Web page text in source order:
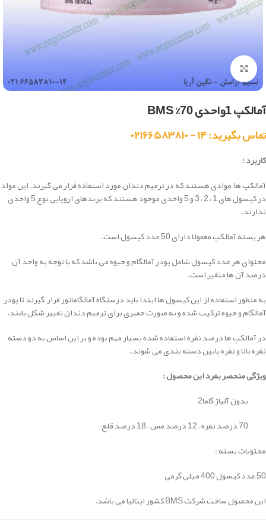
بزرگنمایی تصویر
آمالکپ 1واحدی 70% BMS
تماس بگیرید: ۱۴ - ۰۲۱۶۶۵۸۳۸۱۰
کاربرد :
آمالکپ ها موادی هستند که در ترمیم دندان مورد استفاده قرار می گیرند. این مواد
در کپسول های 1 ، 2 ، 3 و 5 واحدی موجود هستند که برندهای اروپایی نوع 5 واحدی
ندارند.
هر بسته آمالکپ معمولا دارای 50 عدد کپسول است.
محتوای هر عدد کپسول شامل پودر آمالگام و جیوه می باشد که با توجه به واحد آن
درصد آن ها متغیر است.
به منظور استفاده از این کپسول ها ابتدا باید درستگاه آمالگاماتور قرار گیرند تا پودر
آمالگام و جیوه ترکیب شده و به صورت خمیری برای ترمیم دندان تغییر شکل یابند.
در آمالکپ ها درصد نقره استفاده شده بسیار مهم بوده و بر این اساس به دو دسته
نقره بالا و نقره پایین دسته بندی می شوند.
ویژگی منحصر بفرد این محصول :
بدون آلیاژ گاما2
70 درصد نقره ، 12 درصد مس ، 18 درصد قلع
محتویات بسته :
50 عدد کپسول 400 میلی گرمی
این محصول ساخت شرکت BMS کشور ایتالیا می باشد.